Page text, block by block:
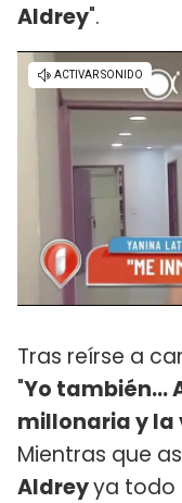
Aldrey".
Tras reírse a
"Yo también...
millonaria y la
Mientras que
Aldreyya todo